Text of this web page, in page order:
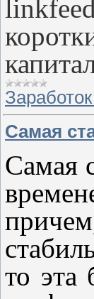
Самая
Самая
то эта